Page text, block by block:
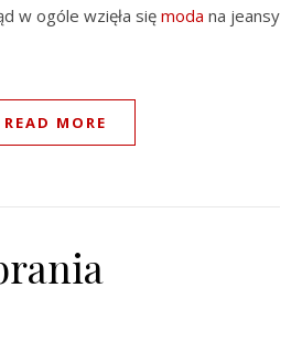
w ogóle wzięła się moda na jeansy
READ MORE